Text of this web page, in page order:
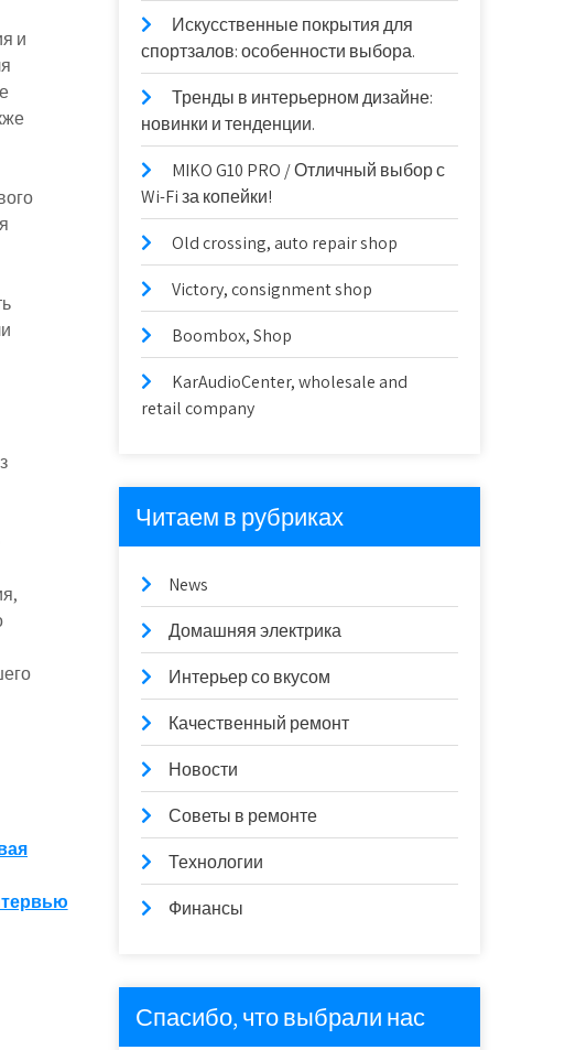
и
Искусственные покрытия для
спортзалов: особенности выбора.
Тренды в интерьерном дизайне:
новинки и тенденции.
MIKO G10 PRO / Отличный выбор с
Wi-Fi за копейки!
Old crossing, auto repair shop
Victory, consignment shop
Boombox, Shop
KarAudioCenter, wholesale and
retail company
Читаем в рубриках
News
Домашняя электрика
Интерьер со вкусом
Качественный ремонт
Новости
Советы в ремонте
Технологии
Финансы
Спасибо, что выбрали нас